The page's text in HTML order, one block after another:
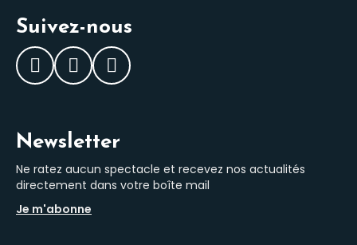
Suivez-nous
Facebook
InstagramLinkedIn
Newsletter
Ne ratez aucun spectacle et recevez nos actualités
directement dans votre boîte mail
Je m'abonne